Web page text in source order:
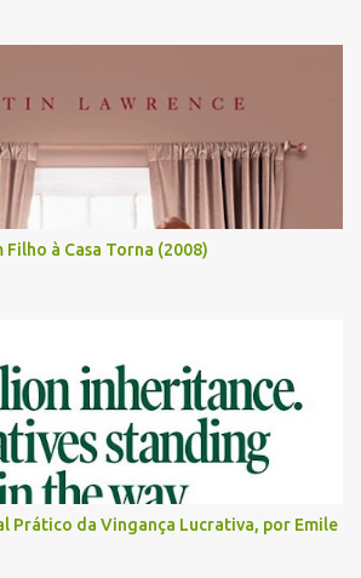
à Casa Torna (2008)
Prático da Vingança Lucrativa, por Emile